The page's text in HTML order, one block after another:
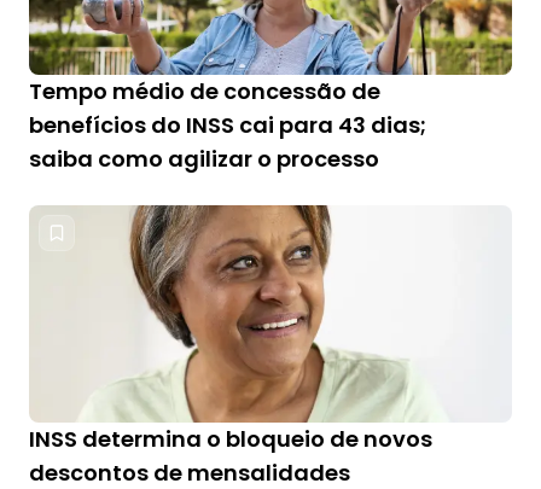
Tempo médio de concessão de
benefícios do INSS cai para 43 dias;
saiba como agilizar o processo
INSS determina o bloqueio de novos
descontos de mensalidades